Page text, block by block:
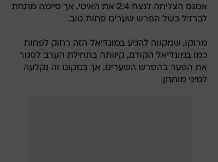
אמנם הצליחה לנצח 2:4 את האיטי, אך סיימה מתחת
לברזיל בשל הפרש שערים פחות טוב.
מרוקו, שמקווה להגיע במונדיאל הזה רחוק לפחות
כמו במונדיאל הקודם, קיוותה בתחילת הערב לסגור
את הפער בהפרש השערים, אך במקום זה נקלעה
למיני מותחן.